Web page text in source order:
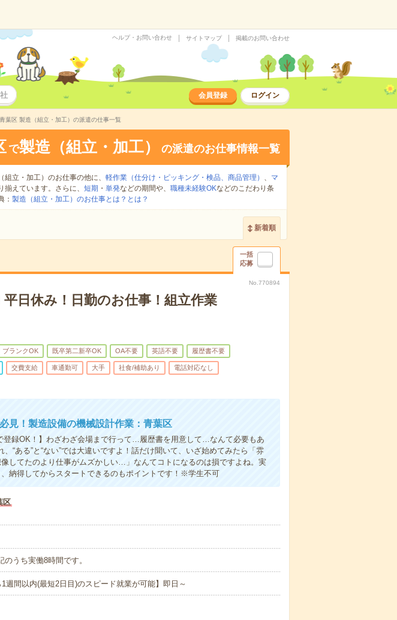
ヘルプ・お問い合わせ サイトマップ 掲載のお問い合わせ
会員登録 ログイン
葉区 製造（組立・加工）の派遣の仕事一覧
で製造（組立・加工） の派遣のお仕事情報一覧
立・加工）のお仕事の他に、 軽作業（仕分け・ピッキング・検品、商品管理） 、
マ
揃えています。さらに、 短期 ・ 単発などの期間や、 職種未経験OKなどのこだわり条
： 製造（組立・加工）のお仕事とは？とは？
新着順
一括
応募
No.770894
日休み！日勤のお仕事！組立作業
ブランクOK 既卒第二新卒OK OA不要 英語不要 履歴書不要
交費支給 車通勤可 大手 社食/補助あり 電話対応なし
見！製造設備の機械設計作業：青葉区
登録OK！】わざわざ会場まで行って…履歴書を用意して…なんて必要もあ
“ある”と“ない”では大違いですよ！話だけ聞いて、いざ始めてみたら「雰
してたのより仕事がムズかしい…」なんてコトになるのは損ですよね。実
納得してからスタートできるのもポイントです！※学生不可
区
うち実働8時間です。
週間以内(最短2日目)のスピード就業が可能】即日～